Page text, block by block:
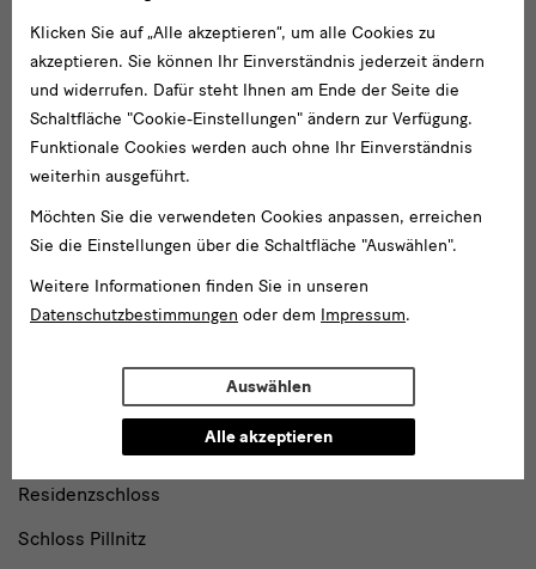
Klicken Sie auf „Alle akzeptieren“, um alle Cookies zu
akzeptieren. Sie können Ihr Einverständnis jederzeit ändern
und widerrufen. Dafür steht Ihnen am Ende der Seite die
Schaltfläche "Cookie-Einstellungen" ändern zur Verfügung.
Funktionale Cookies werden auch ohne Ihr Einverständnis
weiterhin ausgeführt.
Möchten Sie die verwendeten Cookies anpassen, erreichen
Sie die Einstellungen über die Schaltfläche "Auswählen".
Weitere Informationen finden Sie in unseren
Datenschutzbestimmungen oder dem Impressum.
Auswählen
Alle akzeptieren
NewsletterMuseum für Sächsische Volkskunst
Staatliche
Kunstsammlungen
Dresden
Gebäude,
Museen
und
Institutionen
Gebäude
Albertinum
Grassimuseum Leipzig
Japanisches Palais
Residenzschloss
Schloss Pillnitz